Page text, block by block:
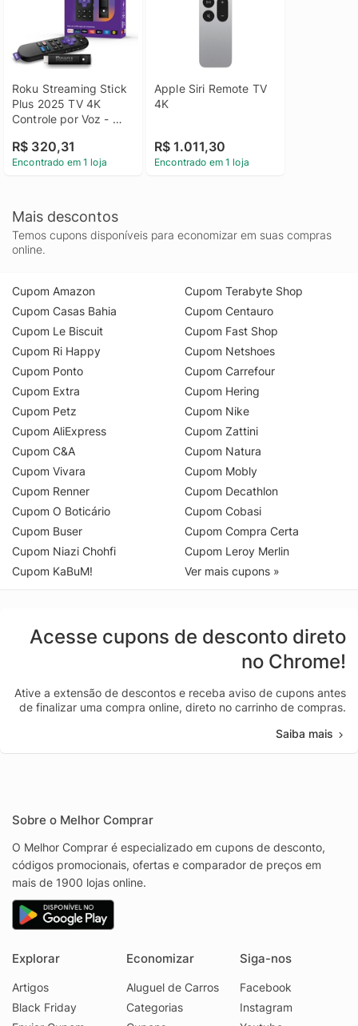
Roku Streaming Stick
Plus 2025 TV 4K
Controle por Voz -
R$ 320,31
Encontrado em 1 loja
Apple Siri Remote TV
4K
R$ 1.011,30
Encontrado em 1 loja
Mais descontos
Temos cupons disponíveis para economizar em suas compras
online.
Cupom Amazon
Cupom Casas Bahia
Cupom Le Biscuit
Cupom Ri Happy
Cupom Ponto
Cupom Extra
Cupom Petz
Cupom AliExpress
Cupom C&A
Cupom Vivara
Cupom Renner
Cupom O Boticário
Cupom Buser
Cupom Niazi Chohfi
Cupom KaBuM!
Cupom Terabyte Shop
Cupom Centauro
Cupom Fast Shop
Cupom Netshoes
Cupom Carrefour
Cupom Hering
Cupom Nike
Cupom Zattini
Cupom Natura
Cupom Mobly
Cupom Decathlon
Cupom Cobasi
Cupom Compra Certa
Cupom Leroy Merlin
Ver mais cupons »
Acesse cupons de desconto direto
no Chrome!
Ative a extensão de descontos e receba aviso de cupons antes
de finalizar uma compra online, direto no carrinho de compras.
Saiba mais
Sobre o Melhor Comprar
O Melhor Comprar é especializado em cupons de desconto,
códigos promocionais, ofertas e comparador de preços em
mais de 1900 lojas online.
Explorar
Artigos
Black Friday
Economizar
Aluguel de Carros
Categorias
Siga-nos
Facebook
Instagram